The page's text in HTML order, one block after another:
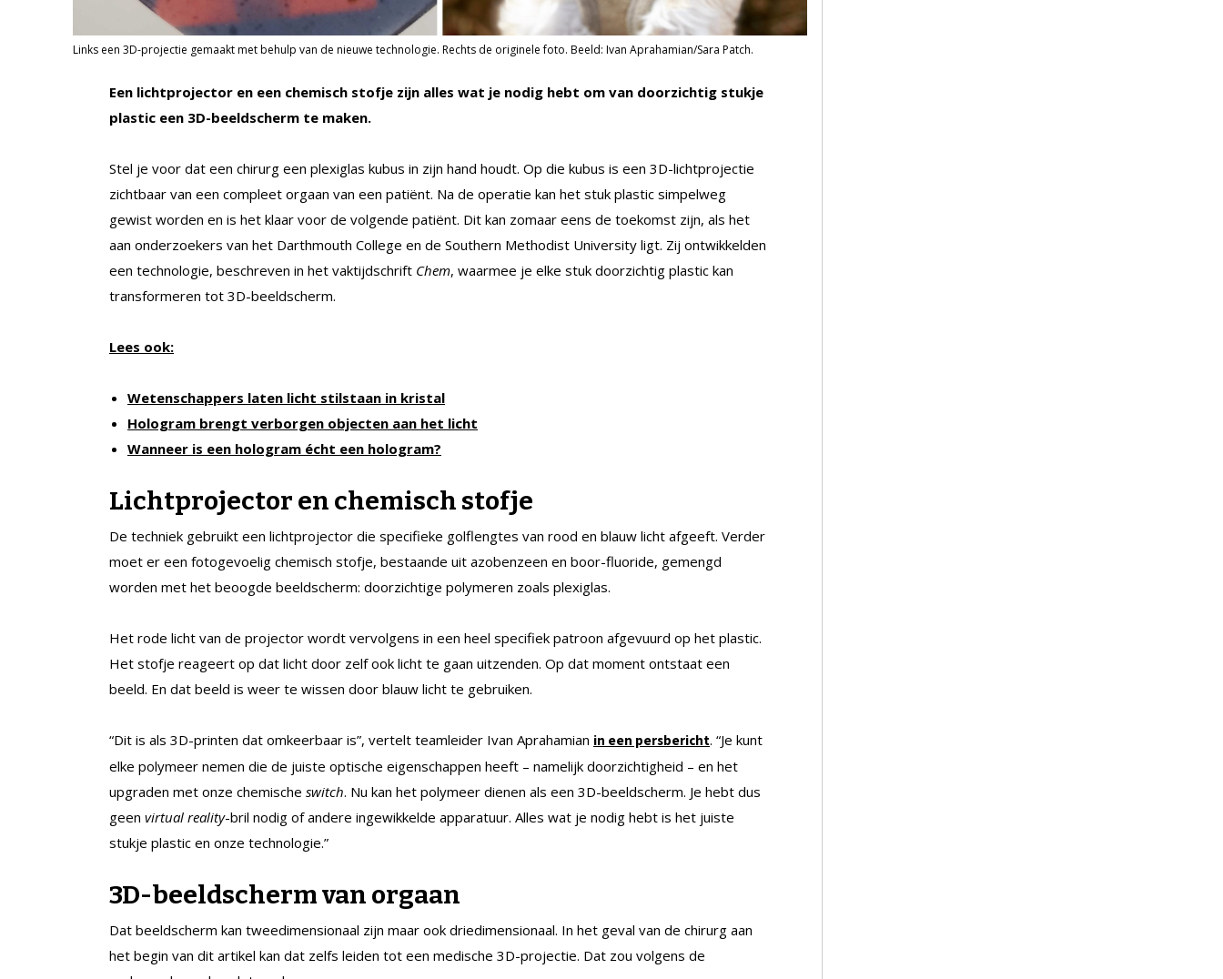
Links een 3D-projectie gemaakt met behulp van de nieuwe technologie. Rechts de originele foto. Beeld: Ivan Aprahamian/Sara Patch.
Een lichtprojector en een chemisch stofje zijn alles wat je nodig hebt om van doorzichtig stukje
plastic een 3D-beeldscherm te maken.
Stel je voor dat een chirurg een plexiglas kubus in zijn hand houdt. Op die kubus is een 3D-lichtprojectie
zichtbaar van een compleet orgaan van een patiënt. Na de operatie kan het stuk plastic simpelweg
gewist worden en is het klaar voor de volgende patiënt. Dit kan zomaar eens de toekomst zijn, als het
aan onderzoekers van het Darthmouth College en de Southern Methodist University ligt. Zij ontwikkelden
een technologie, beschreven in het vaktijdschrift Chem, waarmee je elke stuk doorzichtig plastic kan
transformeren tot 3D-beeldscherm.
Lees ook:
Wetenschappers laten licht stilstaan in kristal
Hologram brengt verborgen objecten aan het licht
Wanneer is een hologram écht een hologram?
Lichtprojector en chemisch stofje
De techniek gebruikt een lichtprojector die specifieke golflengtes van rood en blauw licht afgeeft. Verder
moet er een fotogevoelig chemisch stofje, bestaande uit azobenzeen en boor-fluoride, gemengd
worden met het beoogde beeldscherm: doorzichtige polymeren zoals plexiglas.
Het rode licht van de projector wordt vervolgens in een heel specifiek patroon afgevuurd op het plastic.
Het stofje reageert op dat licht door zelf ook licht te gaan uitzenden. Op dat moment ontstaat een
beeld. En dat beeld is weer te wissen door blauw licht te gebruiken.
“Dit is als 3D-printen dat omkeerbaar is”, vertelt teamleider Ivan Aprahamian in een persbericht. “Je kunt
elke polymeer nemen die de juiste optische eigenschappen heeft – namelijk doorzichtigheid – en het
upgraden met onze chemische switch. Nu kan het polymeer dienen als een 3D-beeldscherm. Je hebt dus
geen virtual reality-bril nodig of andere ingewikkelde apparatuur. Alles wat je nodig hebt is het juiste
stukje plastic en onze technologie.”
3D-beeldscherm van orgaan
Dat beeldscherm kan tweedimensionaal zijn maar ook driedimensionaal. In het geval van de chirurg aan
het begin van dit artikel kan dat zelfs leiden tot een medische 3D-projectie. Dat zou volgens de